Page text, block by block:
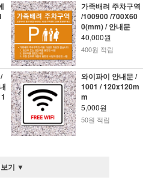
가족배려 주차구역
/100900 /700X60
0(mm) / 안내문
40,000원
400원 적립
와이파이 안내문 /
1001 / 120x120m
m
5,000원
50원 적립
기 ▼